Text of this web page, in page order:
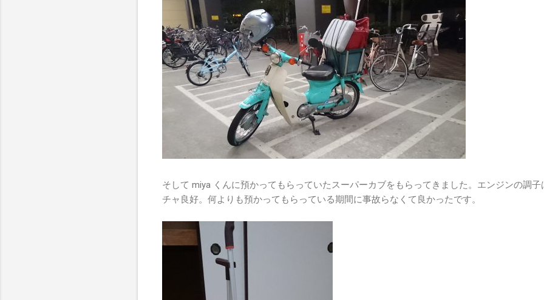
そして miya くんに預かってもらっていたスーパーカブをもらってきました。エンジンの調子
チャ良好。何よりも預かってもらっている期間に事故らなくて良かったです。